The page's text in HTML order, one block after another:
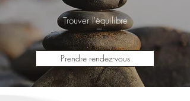
Trouver l'équilibre
Prendre rendez-vous